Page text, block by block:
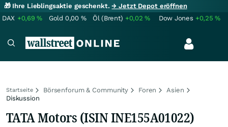
🎁 Ihre Lieblingsaktie geschenkt.→ Jetzt Depot eröffnen
DAX +0,69% Gold 0,00 % Öl (Brent) +0,02% Dow Jones +0,25%
Startseite Börsenforum & Community Foren
Asien
Diskussion
TATA Motors (ISIN INE155A01022)